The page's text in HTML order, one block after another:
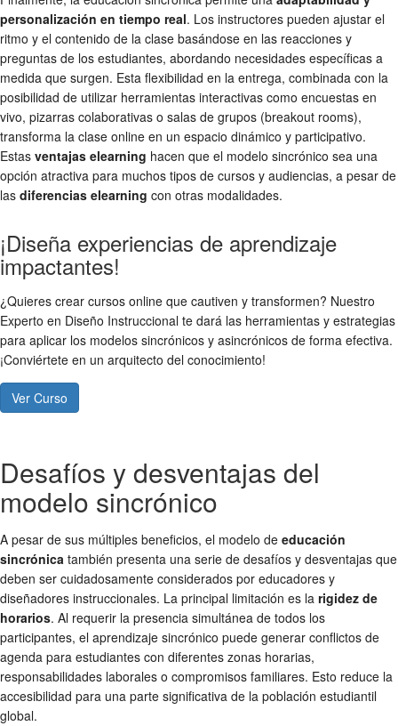
personalización en tiempo real. Los instructores pueden ajustar el
ritmo y el contenido de la clase basándose en las reacciones y
preguntas de los estudiantes, abordando necesidades específicas a
medida que surgen. Esta flexibilidad en la entrega, combinada con la
posibilidad de utilizar herramientas interactivas como encuestas en
vivo, pizarras colaborativas o salas de grupos (breakout rooms),
transforma la clase online en un espacio dinámico y participativo.
Estas ventajas elearning hacen que el modelo sincrónico sea una
opción atractiva para muchos tipos de cursos y audiencias, a pesar de
las diferencias elearning con otras modalidades.
¡Diseña experiencias de aprendizaje
impactantes!
¿Quieres crear cursos online que cautiven y transformen? Nuestro
Experto en Diseño Instruccional te dará las herramientas y estrategias
para aplicar los modelos sincrónicos y asincrónicos de forma efectiva.
¡Conviértete en un arquitecto del conocimiento!
Ver Curso
Desafíos y desventajas del
modelo sincrónico
A pesar de sus múltiples beneficios, el modelo de educación
sincrónica también presenta una serie de desafíos y desventajas que
deben ser cuidadosamente considerados por educadores y
diseñadores instruccionales. La principal limitación es la rigidez de
horarios. Al requerir la presencia simultánea de todos los
participantes, el aprendizaje sincrónico puede generar conflictos de
agenda para estudiantes con diferentes zonas horarias,
responsabilidades laborales o compromisos familiares. Esto reduce la
accesibilidad para una parte significativa de la población estudiantil
global.